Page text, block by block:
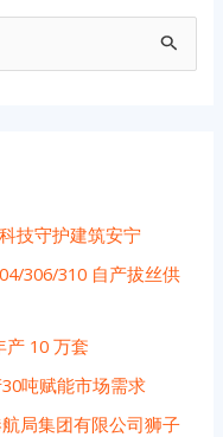
技守护建筑安宁
306/310 自产拔丝供
10 万套
吨赋能市场需求
局集团有限公司狮子